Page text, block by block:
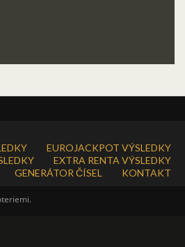
EUROJACKPOT VÝSLEDKY
EXTRA RENTA VÝSLEDKY
GENERÁTOR ČÍSEL KONTAKT